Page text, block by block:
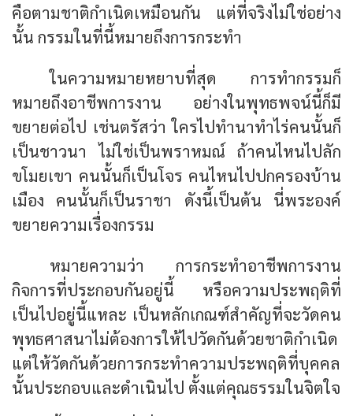
คือตามชาติกำเนิดเหมือนกัน แต่ที่จริงไม่ใช่อย่าง
นั้น กรรมในที่นี้หมายถึงการกระทำ
ในความหมายหยาบที่สุด การทำกรรมก็
หมายถึงอาชีพการงาน อย่างในพุทธพจน์นี้ก็มี
ขยายต่อไป เช่นตรัสว่า ใครไปทำนาทำไร่คนนั้นก็
เป็นชาวนา ไม่ใช่เป็นพราหมณ์ ถ้าคนไหนไปลัก
ขโมยเขา คนนั้นก็เป็นโจร คนไหนไปปกครองบ้าน
เมือง คนนั้นก็เป็นราชา ดังนี้เป็นต้น นี่พระองค์
ขยายความเรื่องกรรม
หมายความว่า การกระทำอาชีพการงาน
กิจการที่ประกอบกันอยู่นี้ หรือความประพฤติที่
เป็นไปอยู่นี้แหละ เป็นหลักเกณฑ์สำคัญที่จะวัดคน
พุทธศาสนาไม่ต้องการให้ไปวัดกันด้วยชาติกำเนิด
แต่ให้วัดกันด้วยการกระทำความประพฤติที่บุคคล
นั้นประกอบและดำเนินไป ตั้งแต่คุณธรรมในจิตใจ